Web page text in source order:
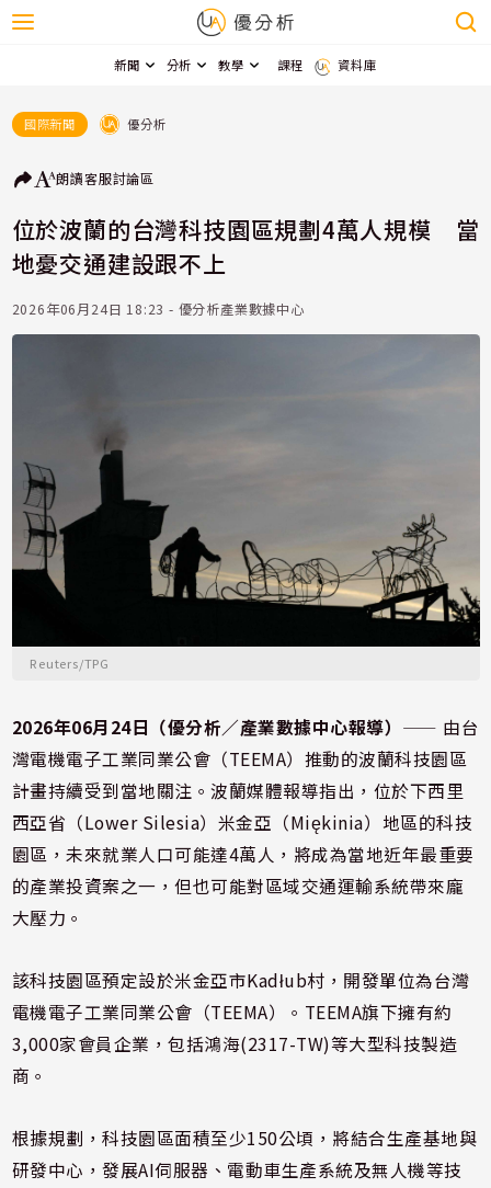
新聞 分析 教學 課程 資料庫
國際新聞 優分析
朗讀客服討論區
位於波蘭的台灣科技園區規劃4萬人規模 當
地憂交通建設跟不上
2026年06月24日 18:23 - 優分析產業數據中心
Reuters/TPG
2026年06月24日（優分析／產業數據中心報導） ⸺ 由台
灣電機電子工業同業公會（TEEMA）推動的波蘭科技園區
計畫持續受到當地關注。波蘭媒體報導指出，位於下西里
西亞省（Lower Silesia）米金亞（Miękinia）地區的科技
園區，未來就業人口可能達4萬人，將成為當地近年最重要
的產業投資案之一，但也可能對區域交通運輸系統帶來龐
大壓力。
該科技園區預定設於米金亞市Kadłub村，開發單位為台灣
電機電子工業同業公會（TEEMA）。TEEMA旗下擁有約
3,000家會員企業，包括鴻海(2317-TW)等大型科技製造
商。
根據規劃，科技園區面積至少150公頃，將結合生產基地與
研發中心，發展AI伺服器、電動車生產系統及無人機等技